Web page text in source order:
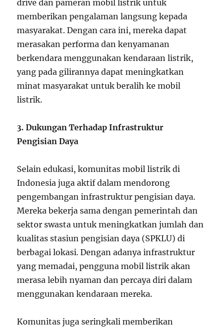
drive dan pameran mobil listrik untuk
memberikan pengalaman langsung kepada
masyarakat. Dengan cara ini, mereka dapat
merasakan performa dan kenyamanan
berkendara menggunakan kendaraan listrik,
yang pada gilirannya dapat meningkatkan
minat masyarakat untuk beralih ke mobil
listrik.
3. Dukungan Terhadap Infrastruktur
Pengisian Daya
Selain edukasi, komunitas mobil listrik di
Indonesia juga aktif dalam mendorong
pengembangan infrastruktur pengisian daya.
Mereka bekerja sama dengan pemerintah dan
sektor swasta untuk meningkatkan jumlah dan
kualitas stasiun pengisian daya (SPKLU) di
berbagai lokasi. Dengan adanya infrastruktur
yang memadai, pengguna mobil listrik akan
merasa lebih nyaman dan percaya diri dalam
menggunakan kendaraan mereka.
Komunitas juga seringkali memberikan